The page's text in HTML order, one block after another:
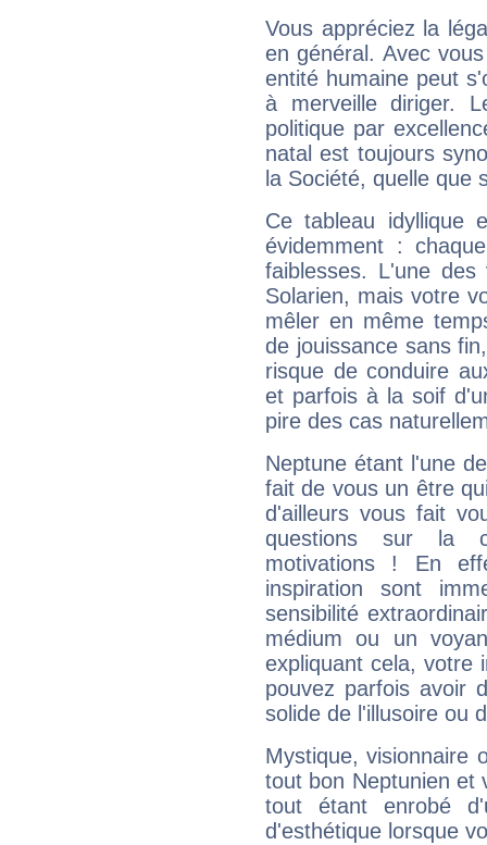
Vous appréciez la
en général. Avec
entité humaine peut
à merveille diriger.
politique par
natal est toujours
la Société, quelle que
Ce tableau idyllique
évidemment :
faiblesses. L'une
Solarien, mais votre
mêler en même
de jouissance sans
risque de conduire
et parfois à la soif
pire des cas
Neptune étant l'une
fait de vous un être
d'ailleurs vous fait
questions sur la
motivations ! En
inspiration sont
sensibilité
médium ou un
expliquant cela, votre
pouvez parfois avoir
solide de l'illusoire ou
Mystique, visionnaire
tout bon Neptunien et
tout étant enrobé
d'esthétique lorsque